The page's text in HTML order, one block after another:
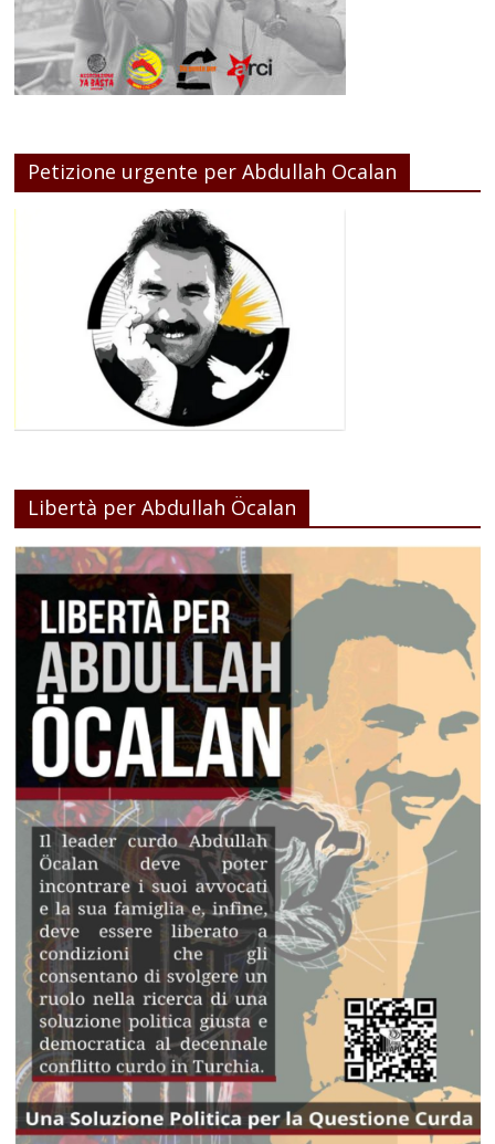
Petizione urgente per Abdullah Ocalan
Libertà per Abdullah Öcalan